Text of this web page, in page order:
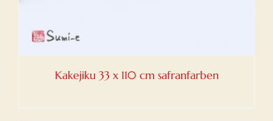
Kakejiku 33 x 110 cm safranfarben